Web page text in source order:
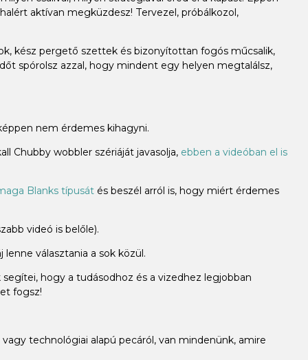
aktívan megküzdesz! Tervezel, próbálkozol,
kész pergető szettek és bizonyítottan fogós műcsalik,
spórolsz azzal, hogy mindent egy helyen megtalálsz,
nem érdemes kihagyni.
Chubby wobbler szériáját javasolja, ebben a videóban el is
Blanks típusát és beszél arról is, hogy miért érdemes
videó is belőle).
lenne választania a sok közül.
hogy a tudásodhoz és a vizedhez legjobban
fogsz!
technológiai alapú pecáról, van mindenünk, amire